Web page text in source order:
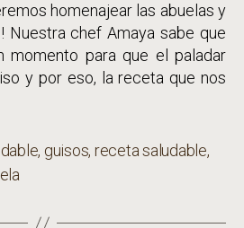
homenajear las abuelas y
Nuestra chef Amaya sabe que
momento para que el paladar
y por eso, la receta que nos
, guisos, receta saludable,